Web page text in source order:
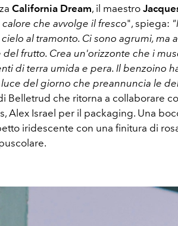
California Dream, il maestro
che avvolge il fresco", spiega:
al tramonto. Ci sono agrumi, ma
del frutto. Crea un'orizzonte che i
di terra umida e pera. Il benzoino
del giorno che preannuncia le
Belletrud che ritorna a collaborare
Alex Israel per il packaging. Una
iridescente con una finitura di